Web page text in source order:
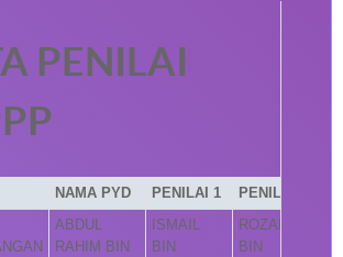
PENILAI
NAMA PYD PENILAI 1 PENILAI 2
ABDUL
RAHIM BIN
ISMAIL
BIN
ROZAINI
BIN